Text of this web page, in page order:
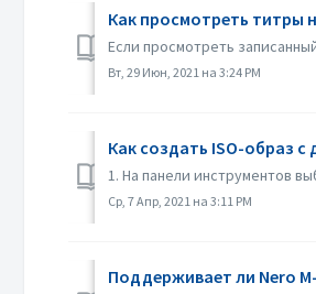
Как просмотреть титры
Если просмотреть
Вт, 29 Июн, 2021 на 3:24 PM
Как создать ISO-образ с
1. На панели инструментов
Ср, 7 Апр, 2021 на 3:11 PM
Поддерживает ли Nero